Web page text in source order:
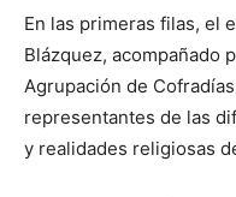
En las primeras filas, el
Blázquez, acompañado
Agrupación de
representantes de las
y realidades religiosas